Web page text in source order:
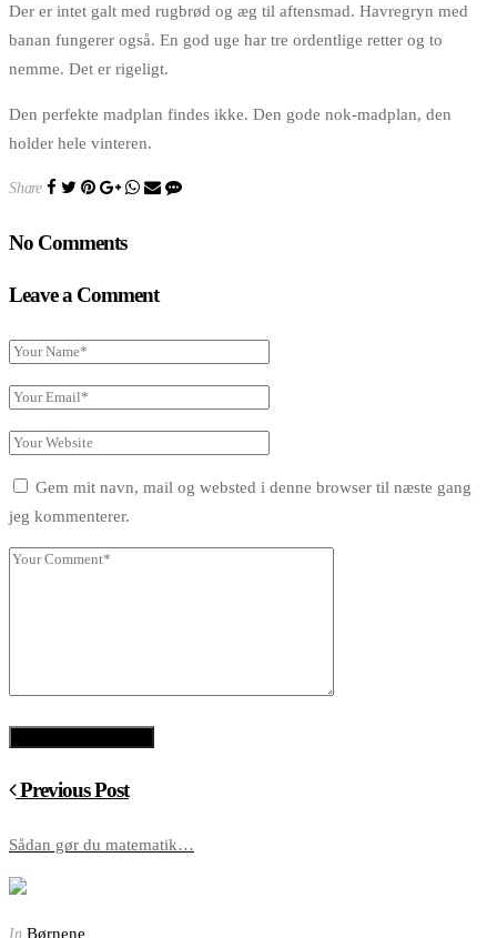
Der er intet galt med rugbrød og æg til aftensmad. Havregryn med
banan fungerer også. En god uge har tre ordentlige retter og to
nemme. Det er rigeligt.
Den perfekte madplan findes ikke. Den gode nok-madplan, den
holder hele vinteren.
Share
No Comments
Leave a Comment
Gem mit navn, mail og websted i denne browser til næste gang
jeg kommenterer.
Previous Post
Sådan gør du matematik…
In Børnene